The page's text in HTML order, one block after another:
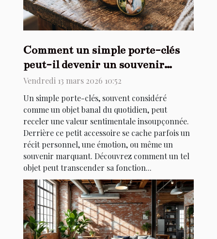
Comment un simple porte-clés
peut-il devenir un souvenir
précieux ?
Vendredi 13 mars 2026 10:52
Un simple porte-clés, souvent considéré
comme un objet banal du quotidien, peut
receler une valeur sentimentale insoupçonnée.
Derrière ce petit accessoire se cache parfois un
récit personnel, une émotion, ou même un
souvenir marquant. Découvrez comment un tel
objet peut transcender sa fonction...